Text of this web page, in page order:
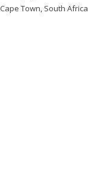
Cape Town, South Africa